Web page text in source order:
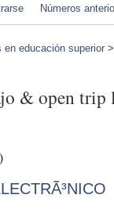
Números
educación superior
& open trip